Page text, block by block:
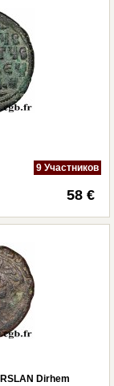
9 Участников
58 €
Dirhem